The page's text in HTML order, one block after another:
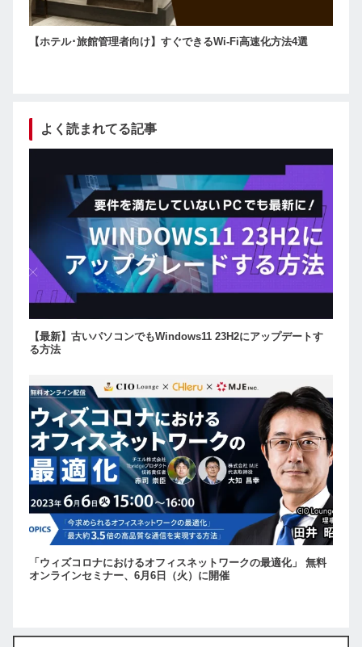
【ホテル･旅館管理者向け】すぐできるWi-Fi高速化方法4選
よく読まれてる記事
【最新】古いパソコンでもWindows11 23H2にアップデートす
る方法
「ウィズコロナにおけるオフィスネットワークの最適化」 無料
オンラインセミナー、6月6日（火）に開催